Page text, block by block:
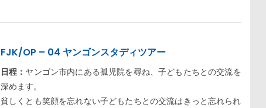
FJK/OP – 04 ヤンゴンスタディツアー
日程： ヤンゴン市内にある孤児院を尋ね、子どもたちとの交流を
深めます。
貧しくとも笑顔を忘れない子どもたちとの交流はきっと忘れられ